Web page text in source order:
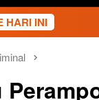
HARI INI